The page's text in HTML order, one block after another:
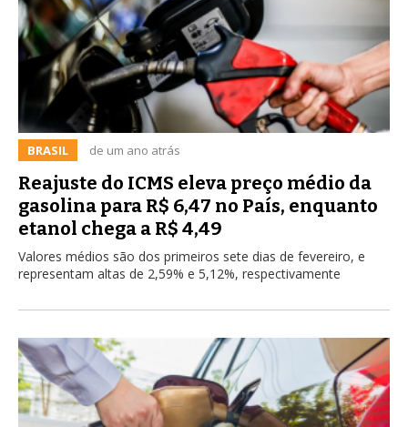
BRASIL de um ano atrás
Reajuste do ICMS eleva preço médio da
gasolina para R$ 6,47 no País, enquanto
etanol chega a R$ 4,49
Valores médios são dos primeiros sete dias de fevereiro, e
representam altas de 2,59% e 5,12%, respectivamente